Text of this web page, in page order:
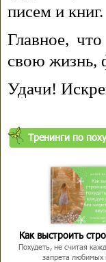
писем и книг.
Главное,
свою жизнь,
Удачи!
Тренинги по
Как выстроить
Похудеть, не считая
запрета любимых